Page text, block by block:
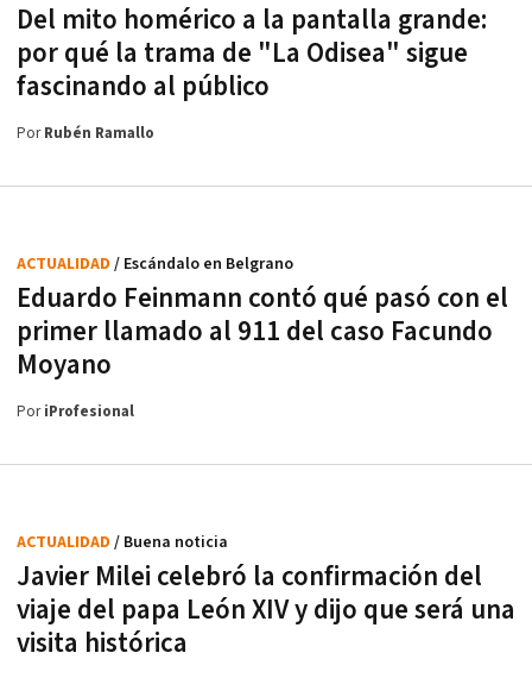
Del mito homérico a la pantalla grande:
por qué la trama de "La Odisea" sigue
fascinando al público
PorRubén Ramallo
Eduardo Feinmann contó qué pasó con el
primer llamado al 911 del caso Facundo
Moyano
ACTUALIDAD / Escándalo en Belgrano
PoriProfesional
Javier Milei celebró la confirmación del
viaje del papa León XIV y dijo que será una
visita histórica
ACTUALIDAD / Buena noticia